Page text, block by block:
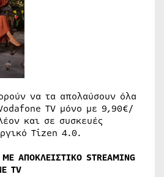
να τα απολαύσουν όλα
TV μόνο με 9,90€/
και σε συσκευές
Tizen 4.0.
ΜΕ ΑΠΟΚΛΕΙΣΤΙΚΟ STREAMING
TV